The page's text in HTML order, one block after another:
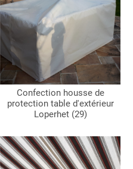
Confection housse de
protection table d'extérieur
Loperhet (29)